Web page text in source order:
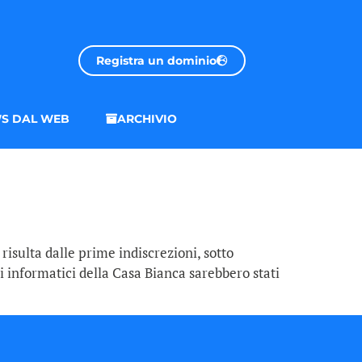
Registra un dominio
DAL WEB ARCHIVIO
dalle prime indiscrezioni, sotto
informatici della Casa Bianca sarebbero stati